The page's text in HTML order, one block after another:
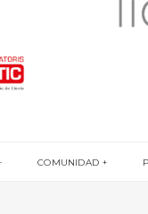
COMUNIDAD